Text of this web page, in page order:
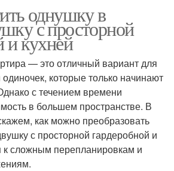
однушку в
с просторной
и кухней
— это отличный вариант для
которые только начинают
с течением времени
в большем пространстве. В
как можно преобразовать
с просторной гардеробной и
к сложным перепланировкам и